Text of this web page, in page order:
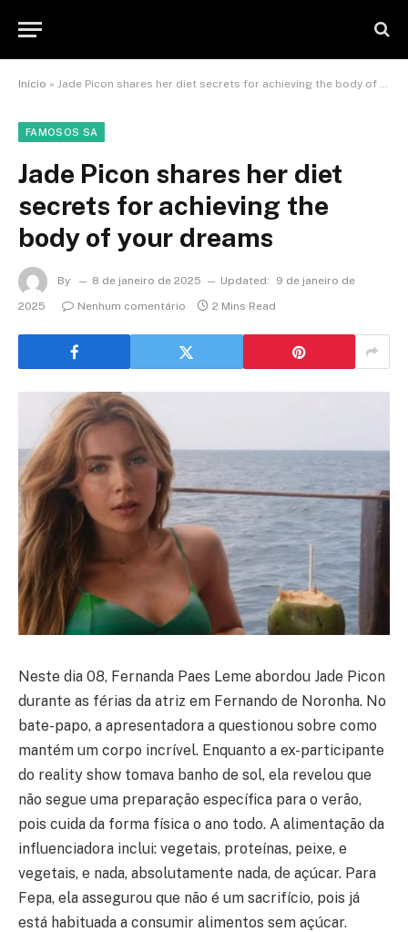
Início » Jade Picon shares her diet secrets for achieving the body of your dreams
FAMOSOS SA
Jade Picon shares her diet
secrets for achieving the
body of your dreams
By 8 de janeiro de 2025 Updated:
9 de janeiro de
2025
Nenhum comentário 2 Mins Read
Neste dia 08, Fernanda Paes Leme abordou Jade Picon
durante as férias da atriz em Fernando de Noronha. No
bate-papo, a apresentadora a questionou sobre como
mantém um corpo incrível. Enquanto a ex-participante
do reality show tomava banho de sol, ela revelou que
não segue uma preparação específica para o verão,
pois cuida da forma física o ano todo. A alimentação da
influenciadora inclui: vegetais, proteínas, peixe, e
vegetais, e nada, absolutamente nada, de açúcar. Para
Fepa, ela assegurou que não é um sacrifício, pois já
está habituada a consumir alimentos sem açúcar.